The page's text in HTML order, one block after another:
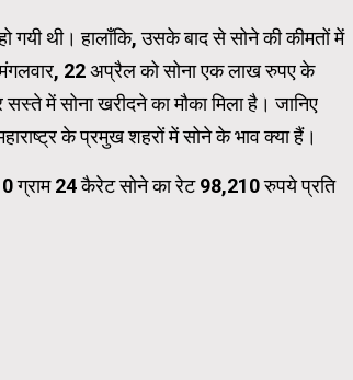
गयी थी। हालाँकि, उसके बाद से सोने की कीमतों में
मंगलवार, 22 अप्रैल को सोना एक लाख रुपए के
में सोना खरीदने का मौका मिला है। जानिए
के प्रमुख शहरों में सोने के भाव क्या हैं।
ग्राम 24 कैरेट सोने का रेट 98,210 रुपये प्रति